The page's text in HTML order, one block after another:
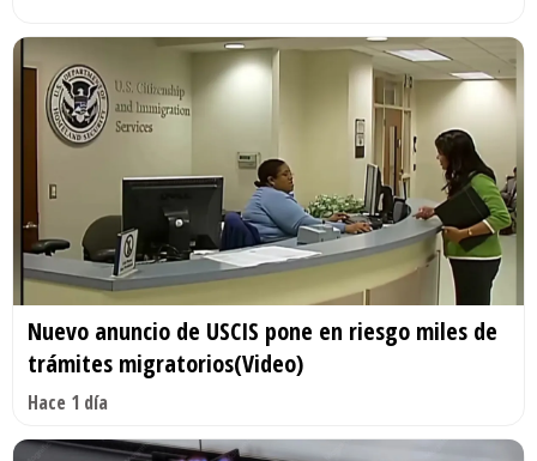
Nuevo anuncio de USCIS pone en riesgo miles de
trámites migratorios(Video)
Hace 1 día